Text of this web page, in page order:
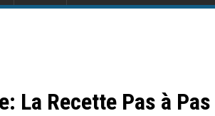
La Recette Pas à Pas